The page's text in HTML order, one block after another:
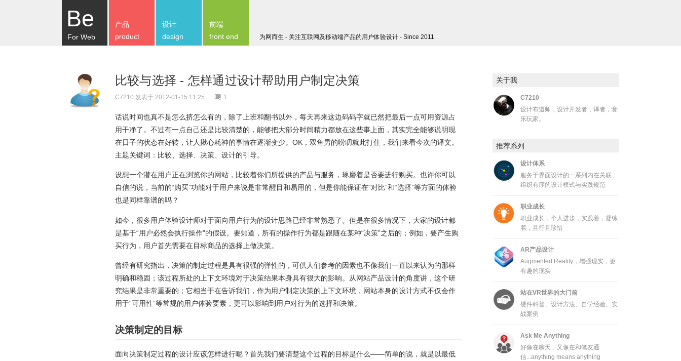
Be
For Web 为网而生 - 关注互联网及移动端产品的用户体验设计 - Since 2011
产品
product
设计
design
前端
front end
比较与选择 - 怎样通过设计帮助用户制定决策
C7210 发表于 2012-01-15 11:25 1
话说时间也真不是怎么挤怎么有的，除了上班和翻书以外，每天再来这边码码字就已然把最后一点可用资源占
用干净了。不过有一点自己还是比较清楚的，能够把大部分时间精力都放在这些事上面，其实完全能够说明现
在日子的状态在好转，让人揪心耗神的事情在逐渐变少。OK，双鱼男的唠叨就此打住，我们来看今次的译文。
主题关键词：比较、选择、决策、设计的引导。
设想一个潜在用户正在浏览你的网站，比较着你们所提供的产品与服务，琢磨着是否要进行购买。也许你可以
自信的说，当前的“购买”功能对于用户来说是非常醒目和易用的，但是你能保证在“对比”和“选择”等方面的体验
也是同样靠谱的吗？
如今，很多用户体验设计师对于面向用户行为的设计思路已经非常熟悉了。但是在很多情况下，大家的设计都
是基于“用户必然会执行操作”的假设。要知道，所有的操作行为都是跟随在某种“决策”之后的；例如，要产生购
买行为，用户首先需要在目标商品的选择上做决策。
曾经有研究指出，决策的制定过程是具有很强的弹性的，可供人们参考的因素也不像我们一直以来认为的那样
明确和稳固；该过程所处的上下文环境对于决策结果本身具有很大的影响。从网站产品设计的角度讲，这个研
究结果是非常重要的；它相当于在告诉我们，作为用户制定决策的上下文环境，网站本身的设计方式不仅会作
用于“可用性”等常规的用户体验要素，更可以影响到用户对行为的选择和决策。
决策制定的目标
面向决策制定过程的设计应该怎样进行呢？首先我们要清楚这个过程的目标是什么——简单的说，就是以最低
关于我
C7210
设计布道师，设计开发者，译者，音
乐玩家。
推荐系列
设计体系
服务于界面设计的一系列内在关联、
组织有序的设计模式与实践规范
职业成长
职业成长，个人进步，实践着，凝练
着，且行且珍惜
AR产品设计
Augmented Reality，增强现实，更
有趣的现实
站在VR世界的大门前
硬件科普、设计方法、自学经验、实
战案例
Ask Me Anything
好像在聊天，又像在和笔友通
信...anything means anything